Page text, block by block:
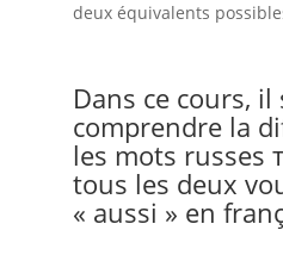
deux équivalents
Dans ce cours, il
comprendre la
les mots russes т
tous les deux
« aussi » en